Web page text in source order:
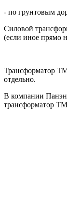
- по грунтовым
Силовой
(если иное прямо
Трансформатор
отдельно.
В компании
трансформатор